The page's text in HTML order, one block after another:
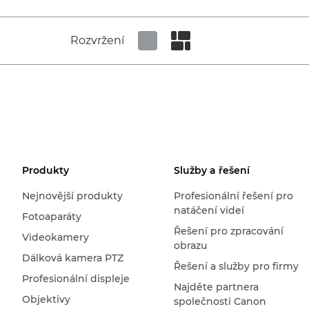
Rozvržení
Produkty
Nejnovější produkty
Fotoaparáty
Videokamery
Dálková kamera PTZ
Profesionální displeje
Objektivy
Služby a řešení
Profesionální řešení pro
natáčení videí
Řešení pro zpracování
obrazu
Řešení a služby pro firmy
Najděte partnera
společnosti Canon